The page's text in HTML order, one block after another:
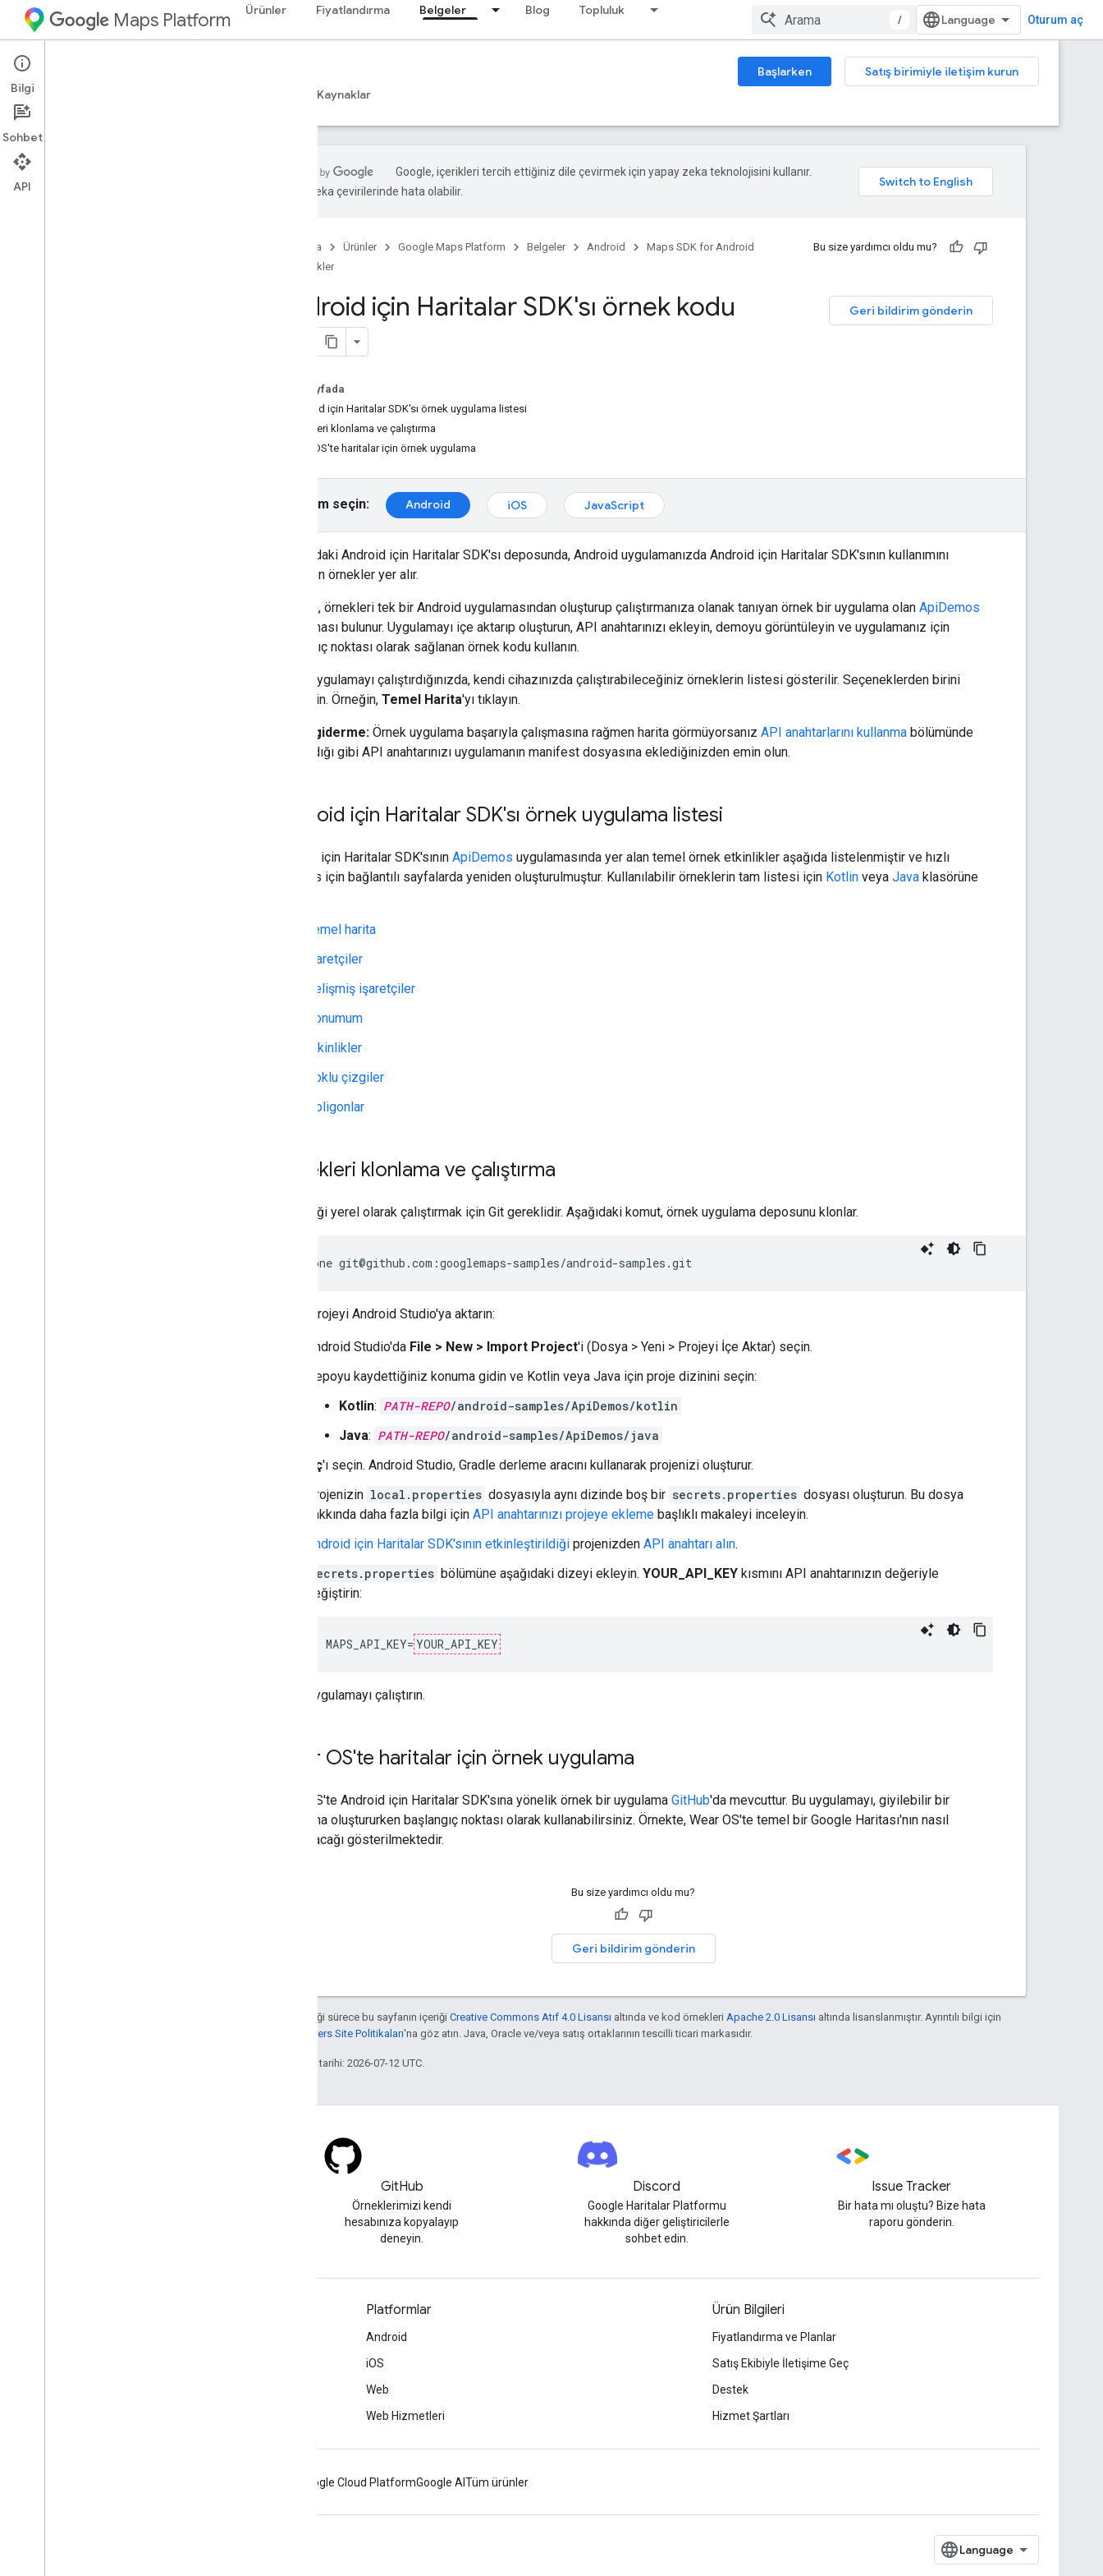
Maps Platform Ürünler Fiyatlandırma Belgeler Blog Topluluk
/ Oturum aç
Android Başlarken
Satış birimiyle iletişim kurun
Rehberler
Kaynaklar
Google, içerikleri tercih ettiğiniz dile çevirmek için yapay zeka teknolojisini kullanır.
Yapay zeka çevirilerinde hata olabilir.
Ana Sayfa Ürünler Google Maps Platform Belgeler Android
Maps SDK for Android
Örnekler
Bu size yardımcı oldu mu?
Geri bildirim gönderin
Android için Haritalar SDK'sı örnek kodu
Bu sayfada
Android için Haritalar SDK'sı örnek uygulama listesi
Örnekleri klonlama ve çalıştırma
Wear OS'te haritalar için örnek uygulama
Platform seçin: Android iOS JavaScript
'daki Android için Haritalar SDK'sı deposunda, Android uygulamanızda Android için Haritalar SDK'sının kullanımını
gösteren örnekler yer alır.
Depoda, örnekleri tek bir Android uygulamasından oluşturup çalıştırmanıza olanak tanıyan örnek bir uygulama olan ApiDemos
uygulaması bulunur. Uygulamayı içe aktarıp oluşturun, API anahtarınızı ekleyin, demoyu görüntüleyin ve uygulamanız için
başlangıç noktası olarak sağlanan örnek kodu kullanın.
Örnek uygulamayı çalıştırdığınızda, kendi cihazınızda çalıştırabileceğiniz örneklerin listesi gösterilir. Seçeneklerden birini
belirleyin. Örneğin, Temel Harita'yı tıklayın.
Sorun giderme: Örnek uygulama başarıyla çalışmasına rağmen harita görmüyorsanız API anahtarlarını kullanma bölümünde
açıklandığı gibi API anahtarınızı uygulamanın manifest dosyasına eklediğinizden emin olun.
Android için Haritalar SDK'sı örnek uygulama listesi
Android için Haritalar SDK'sının ApiDemos uygulamasında yer alan temel örnek etkinlikler aşağıda listelenmiştir ve hızlı
referans için bağlantılı sayfalarda yeniden oluşturulmuştur. Kullanılabilir örneklerin tam listesi için Kotlin veya Java klasörüne
Temel harita
İşaretçiler
Gelişmiş işaretçiler
Konumum
Etkinlikler
Çoklu çizgiler
Poligonlar
Örnekleri klonlama ve çalıştırma
Bu örneği yerel olarak çalıştırmak için Git gereklidir. Aşağıdaki komut, örnek uygulama deposunu klonlar.
git clone git@github.com:googlemaps-samples/android-samples.git
Örnek projeyi Android Studio'ya aktarın:
Android Studio'da File > New > Import Project'i (Dosya > Yeni > Projeyi İçe Aktar) seçin.
Depoyu kaydettiğiniz konuma gidin ve Kotlin veya Java için proje dizinini seçin:
Kotlin: PATH-REPO/android-samples/ApiDemos/kotlin
Java: PATH-REPO/android-samples/ApiDemos/java
Aç'ı seçin. Android Studio, Gradle derleme aracını kullanarak projenizi oluşturur.
Projenizin local.properties dosyasıyla aynı dizinde boş bir secrets.properties dosyası oluşturun. Bu dosya
hakkında daha fazla bilgi için API anahtarınızı projeye ekleme başlıklı makaleyi inceleyin.
Android için Haritalar SDK'sının etkinleştirildiği projenizden API anahtarı alın.
secrets.properties bölümüne aşağıdaki dizeyi ekleyin. YOUR_API_KEY kısmını API anahtarınızın değeriyle
değiştirin:
MAPS_API_KEY= YOUR_API_KEY
Uygulamayı çalıştırın.
Wear OS'te haritalar için örnek uygulama
Wear OS'te Android için Haritalar SDK'sına yönelik örnek bir uygulama GitHub'da mevcuttur. Bu uygulamayı, giyilebilir bir
uygulama oluştururken başlangıç noktası olarak kullanabilirsiniz. Örnekte, Wear OS'te temel bir Google Haritası'nın nasıl
ayarlanacağı gösterilmektedir.
Bu size yardımcı oldu mu?
Geri bildirim gönderin
Aksi belirtilmediği sürece bu sayfanın içeriği Creative Commons Atıf 4.0 Lisansı altında ve kod örnekleri Apache 2.0 Lisansı altında lisanslanmıştır. Ayrıntılı bilgi için
Google Developers Site Politikaları'na göz atın. Java, Oracle ve/veya satış ortaklarının tescilli ticari markasıdır.
Son güncelleme tarihi: 2026-07-12 UTC.
GitHub
Örneklerimizi kendi
hesabınıza kopyalayıp
deneyin.
Discord
Google Haritalar Platformu
hakkında diğer geliştiricilerle
sohbet edin.
Issue Tracker
Bir hata mı oluştu? Bize hata
raporu gönderin.
Platformlar
Android
iOS
Web
Web Hizmetleri
Ürün Bilgileri
Fiyatlandırma ve Planlar
Satış Ekibiyle İletişime Geç
Destek
Hizmet Şartları
Google Cloud PlatformGoogle AI Tüm ürünler
Bilgi
Sohbet
API